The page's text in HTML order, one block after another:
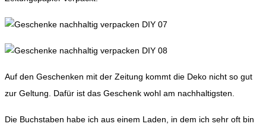
Auf den Geschenken mit der Zeitung kommt die Deko nicht so gut
zur Geltung. Dafür ist das Geschenk wohl am nachhaltigsten.
Die Buchstaben habe ich aus einem Laden, in dem ich sehr oft bin